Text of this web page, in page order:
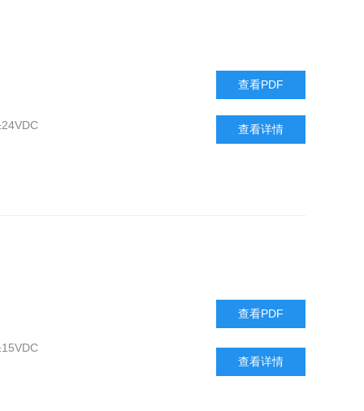
查看PDF
查看详情
查看PDF
查看详情